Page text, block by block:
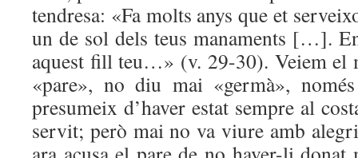
tendresa: «Fa molts anys que et
un de sol dels teus manaments […].
aquest fill teu…» (v. 29-30). Veiem el
«pare», no diu mai «germà»,
presumeix d’haver estat sempre al
servit; però mai no va viure amb